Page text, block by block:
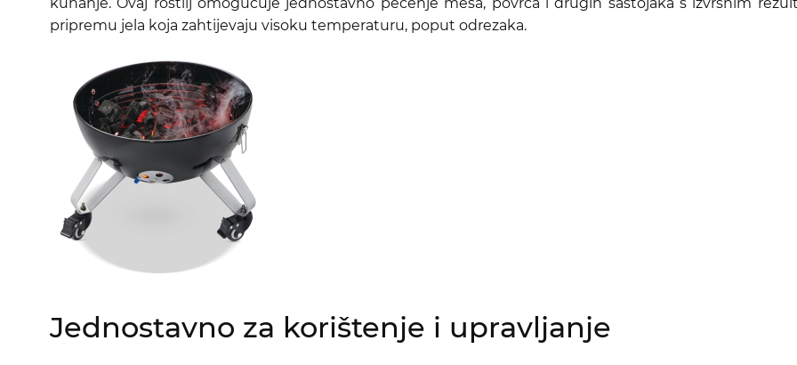
pripremu jela koja zahtijevaju visoku temperaturu, poput odrezaka.
Jednostavno za korištenje i upravljanje